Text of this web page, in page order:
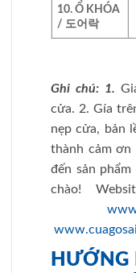
10. Ổ KHÓA
/ 도어락
Ghi chú: 1.
cửa. 2. Gía
nẹp cửa, bản
thành cảm ơn
đến sản
chào!
HƯỚNG